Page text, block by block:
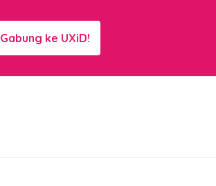
Gabung ke UXiD!